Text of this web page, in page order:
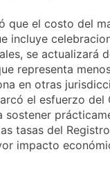
que el costo del
incluye
se actualizará
representa
en otras
el esfuerzo del
sostener
tasas del
impacto